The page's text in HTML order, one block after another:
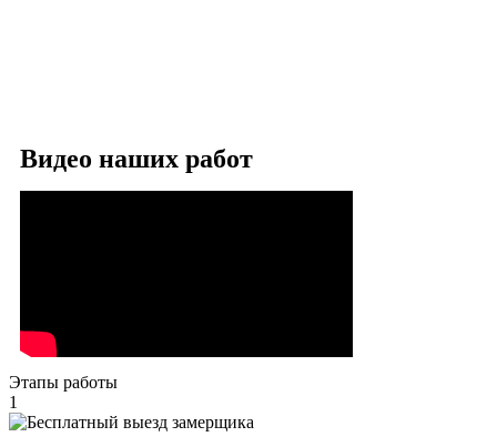
Видео наших работ
Этапы работы
1